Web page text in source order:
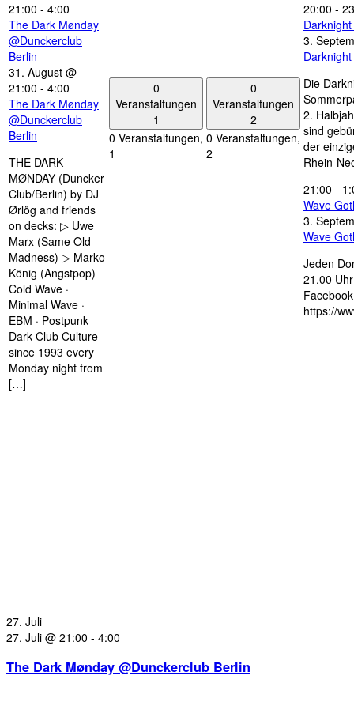
21:00 - 4:00
The Dark Mønday
@Dunckerclub
Berlin
31. August @
21:00 - 4:00
The Dark Mønday
@Dunckerclub
Berlin
THE DARK
MØNDAY (Duncker
Club/Berlin) by DJ
Ørlög and friends
on decks: ▷ Uwe
Marx (Same Old
Madness) ▷ Marko
König (Angstpop)
Cold Wave ·
Minimal Wave ·
EBM · Postpunk
Dark Club Culture
since 1993 every
Monday night from
[…]
0
Veranstaltungen
1
0 Veranstaltungen,
1
0
Veranstaltungen
2
0 Veranstaltungen,
2
20:00 -
3.
Die
2.
sind
der
Rhein-
21:00 -
Wave
3.
Wave
Jeden
21.00
https://
27. Juli
27. Juli @ 21:00 - 4:00
The Dark Mønday @Dunckerclub Berlin